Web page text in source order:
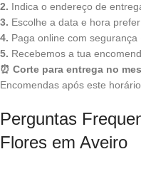
2. Indica o endereço de
3. Escolhe a data e hora
4. Paga online com
5. Recebemos a tua
⏰ Corte para entrega no
Encomendas após este
Perguntas
Flores em Aveiro